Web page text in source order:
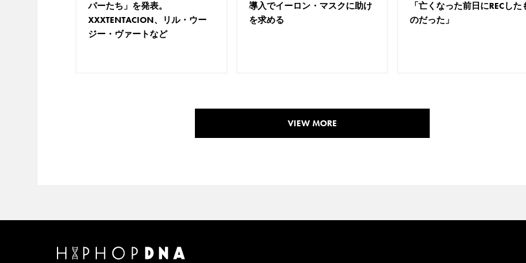
パーたち」を発表。
XXXTENTACION、リル・ウー
ジー・ヴァートなど
導入でイーロン・マスクに助け
を求める
「亡くなった前日にRECした
のだった」
VIEW MORE